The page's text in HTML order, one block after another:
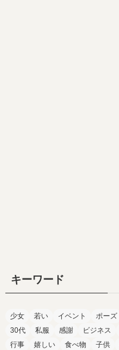
キーワード
少女 若い イベント ポーズ
30代
私服 感謝 ビジネス
行事
嬉しい 食べ物 子供